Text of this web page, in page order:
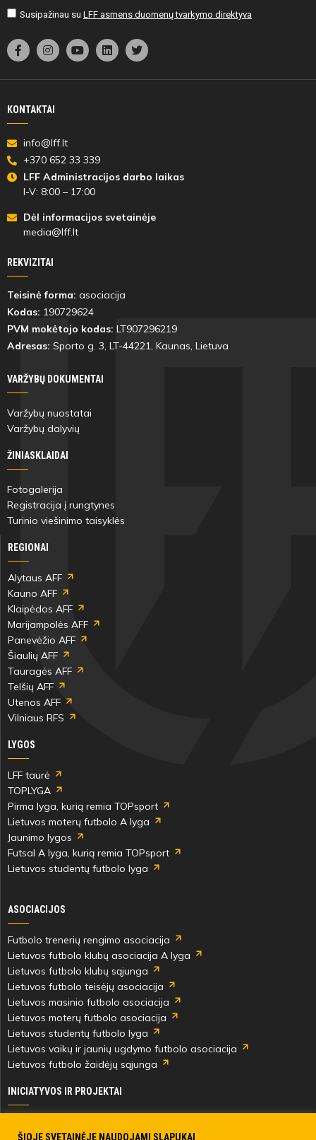
Susipažinau su LFF asmens duomenų tvarkymo direktyva
KONTAKTAI
info@lff.lt
+370 652 33 339
LFF Administracijos darbo laikas
I-V: 8:00 – 17:00
Dėl informacijos svetainėje
media@lff.lt
REKVIZITAI
Teisinė forma: asociacija
Kodas: 190729624
PVM mokėtojo kodas: LT907296219
Adresas: Sporto g. 3, LT-44221, Kaunas, Lietuva
VARŽYBŲ DOKUMENTAI
Varžybų nuostatai
Varžybų dalyvių
ŽINIASKLAIDAI
Fotogalerija
Registracija į rungtynes
Turinio viešinimo taisyklės
REGIONAI
Alytaus AFF
Kauno AFF
Klaipėdos AFF
Marijampolės AFF
Panevėžio AFF
Šiaulių AFF
Tauragės AFF
Telšių AFF
Utenos AFF
Vilniaus RFS
LYGOS
LFF taurė
TOPLYGA
Pirma lyga, kurią remia TOPsport
Lietuvos moterų futbolo A lyga
Jaunimo lygos
Futsal A lyga, kurią remia TOPsport
Lietuvos studentų futbolo lyga
ASOCIACIJOS
Futbolo trenerių rengimo asociacija
Lietuvos futbolo klubų asociacija A lyga
Lietuvos futbolo klubų sąjunga
Lietuvos futbolo teisėjų asociacija
Lietuvos masinio futbolo asociacija
Lietuvos moterų futbolo asociacija
Lietuvos studentų futbolo lyga
Lietuvos vaikų ir jaunių ugdymo futbolo asociacija
Lietuvos futbolo žaidėjų sąjunga
INICIATYVOS IR PROJEKTAI
Paramos fondai
ŠIOJE SVETAINĖJE NAUDOJAMI SLAPUKAI